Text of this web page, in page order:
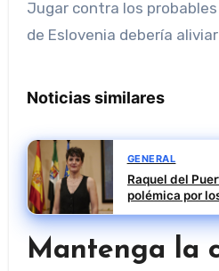
Jugar contra los
de Eslovenia debería
Noticias similares
GENERAL
Raquel del
polémica por
David Sánchez
Mantenga la